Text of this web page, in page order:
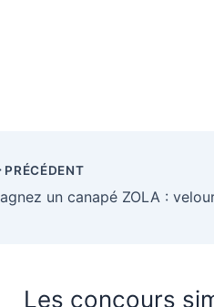
PRÉCÉDENT
Les concours